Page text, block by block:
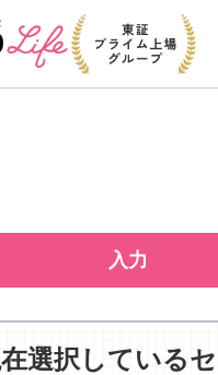
入力
選択している